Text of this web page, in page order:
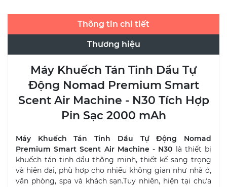
Thông tin chi tiết
Thương hiệu
Máy Khuếch Tán Tinh Dầu Tự
Động Nomad Premium Smart
Scent Air Machine - N30 Tích Hợp
Pin Sạc 2000 mAh
Máy Khuếch Tán Tinh Dầu Tự Động Nomad
Premium Smart Scent Air Machine - N30 là thiết bị
khuếch tán tinh dầu thông minh, thiết kế sang trọng
và hiện đại, phù hợp cho nhiều không gian như nhà ở,
văn phòng, spa và khách sạn.Tuy nhiên, hiện tại chưa